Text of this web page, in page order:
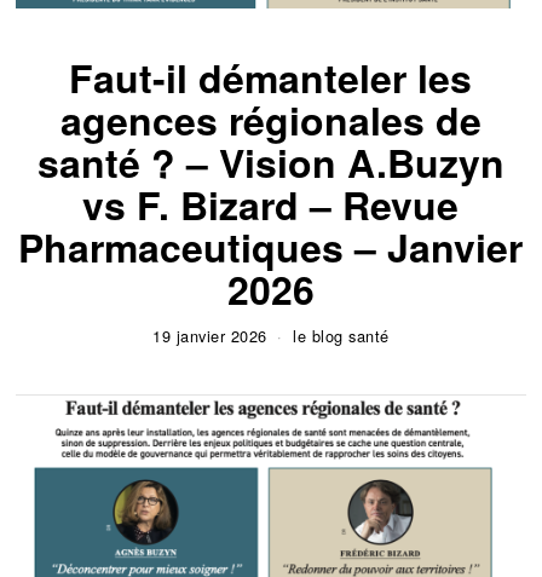
Faut-il démanteler les
agences régionales de
santé ? – Vision A.Buzyn
vs F. Bizard – Revue
Pharmaceutiques – Janvier
2026
19 janvier 2026 le blog santé